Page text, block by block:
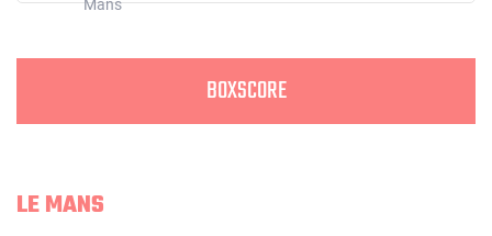
BOXSCORE
LE MANS